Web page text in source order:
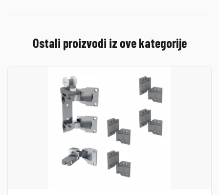
Ostali proizvodi iz ove kategorije